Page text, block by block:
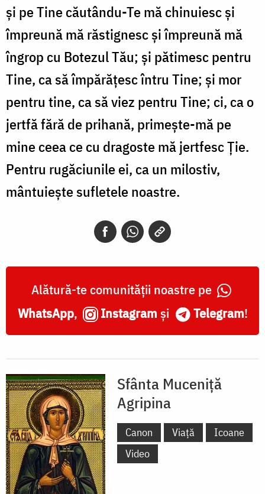
și pe Tine căutându-Te mă chinuiesc și
împreună mă răstignesc și împreună mă
îngrop cu Botezul Tău; și pătimesc pentru
Tine, ca să împărățesc întru Tine; și mor
pentru tine, ca să viez pentru Tine; ci, ca o
jertfă fără de prihană, primește-mă pe
mine ceea ce cu dragoste mă jertfesc Ție.
Pentru rugăciunile ei, ca un milostiv,
mântuiește sufletele noastre.
Alătură-te comunității noastre pe
WhatsApp, Instagram și Telegram!
Sfânta Muceniță
Agripina
Canon Viață
Icoane
Video